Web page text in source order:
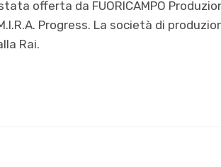
offerta da FUORICAMPO
Progress. La società di
Rai.